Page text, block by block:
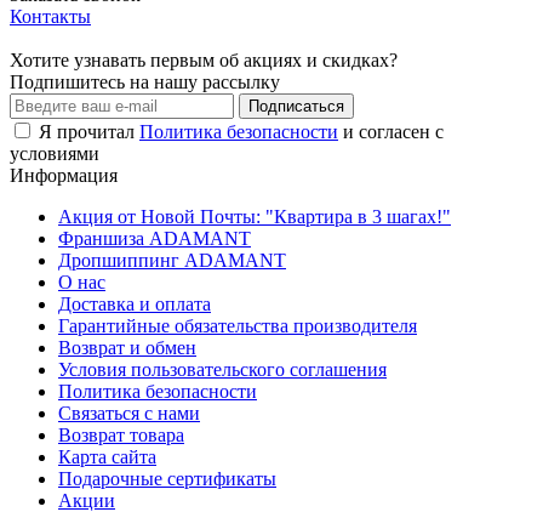
Контакты
Хотите узнавать первым об акциях и скидках?
Подпишитесь на нашу рассылку
Подписаться
Я прочитал Политика безопасности и согласен с
условиями
Информация
Акция от Новой Почты: "Квартира в 3 шагах!"
Франшиза ADAMANT
Дропшиппинг ADAMANT
О нас
Доставка и оплата
Гарантийные обязательства производителя
Возврат и обмен
Условия пользовательского соглашения
Политика безопасности
Связаться с нами
Возврат товара
Карта сайта
Подарочные сертификаты
Акции